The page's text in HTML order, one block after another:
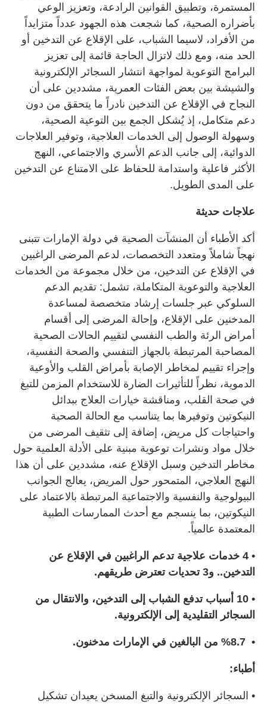
المستمرة، وتطبيق القوانين الرادعة، وتعزيز الوعي
بأضراره الصحية، كما شجعت هذه الجهود عدداً متزايداً
من الأفراد، لاسيما الشباب، على الإقلاع عن التدخين أو
الحد منه، ومع ذلك لاتزال الحاجة قائمة إلى تعزيز
البرامج التوعوية لمواجهة انتشار السجائر الإلكترونية
والشيشة بين بعض الفئات العمرية، مشددين على أن
النجاح في الإقلاع عن التدخين نادراً ما يتحقق من دون
دعم متكامل، إذ يُشكل الجمع بين التوعية الصحية،
وسهولة الوصول إلى الخدمات العلاجية، وتوفير العلاجات
الدوائية، إلى جانب الدعم الأسري والاجتماعي، النهج
الأكثر فاعلية واستدامة للحفاظ على الامتناع عن التدخين
على المدى الطويل.
علاجات حديثة
أكد الأطباء أن المنشآت الصحية في دولة الإمارات تتبنى
نهجاً شاملاً ومتعدد التخصصات، لدعم المرضى الراغبين
في الإقلاع عن التدخين، من خلال مجموعة من الخدمات
العلاجية والتوعوية المتكاملة، تشمل: تقديم الدعم
السلوكي عبر جلسات إرشاد متخصصة لمساعدة
المدخنين على الإقلاع، وإحالة المرضى إلى أقسام
أمراض الرئة والطب النفسي لتقييم الحالات الصحية
المصاحبة المرتبطة بالجهاز التنفسي والصحة النفسية،
وإجراء تقييم لمخاطر الإصابة بأمراض القلب والأوعية
الدموية، نظراً للتأثيرات الضارة للاستخدام المزمن للتبغ
في صحة القلب، ومناقشة خيارات العلاج ببدائل
النيكوتين وتوفيرها بما يتناسب مع الحالة الصحية
واحتياجات كل مريض، إضافة إلى تثقيف المرضى من
خلال مواد ونشرات توعوية مبنية على الأدلة العلمية حول
مخاطر التدخين وسبل الإقلاع عنه، مشددين على أن هذا
النهج العلاجي، المتمحور حول المريض، يعالج الجوانب
البيولوجية والنفسية والاجتماعية المرتبطة بالاعتماد على
النيكوتين، بما ينسجم مع أحدث الممارسات الطبية
المعتمدة عالمياً.
• 4 خدمات علاجية تدعم الراغبين في الإقلاع عن
التدخين.. و3 تحديات تعترض طريقهم.
• 10 أسباب تدفع الشباب إلى التدخين، والانتقال من
السجائر التقليدية إلى الإلكترونية.
• %8.7 من البالغين في الإمارات مدخنون.
أطباء:
• السجائر الإلكترونية والتبغ المسخن يعيدان تشكيل